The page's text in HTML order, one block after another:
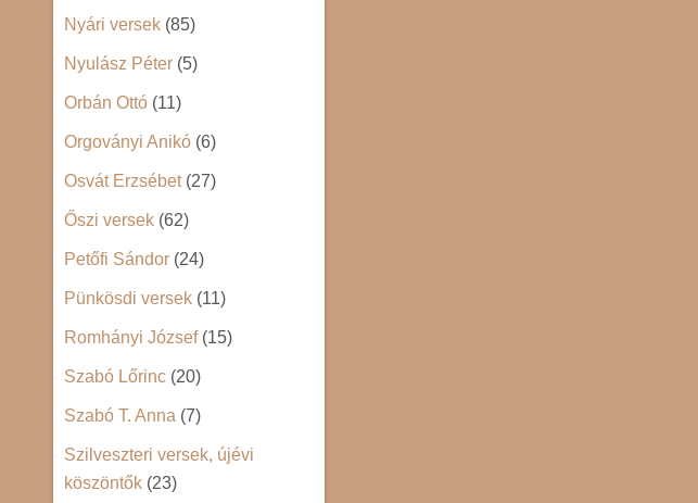
Nyári versek (85)
Nyulász Péter (5)
Orbán Ottó (11)
Orgoványi Anikó (6)
Osvát Erzsébet(27)
Őszi versek (62)
Petőfi Sándor (24)
Pünkösdi versek (11)
Romhányi József(15)
Szabó Lőrinc (20)
Szabó T. Anna (7)
Szilveszteri versek, újévi
köszöntők (23)